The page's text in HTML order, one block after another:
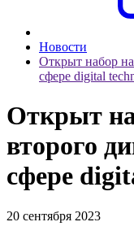
Новости
Открыт набор
сфере digital
Открыт
второго
сфере
20 сентября 2023